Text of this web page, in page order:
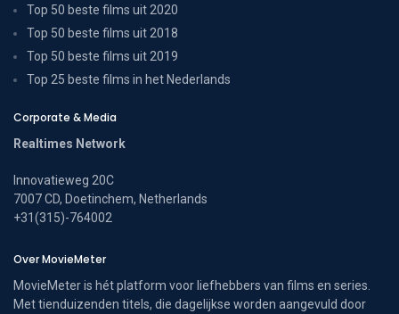
Top 50 beste films uit 2020
Top 50 beste films uit 2018
Top 50 beste films uit 2019
Top 25 beste films in het Nederlands
Corporate & Media
Realtimes Network
Innovatieweg 20C
7007 CD, Doetinchem, Netherlands
+31(315)-764002
Over MovieMeter
MovieMeter is hét platform voor liefhebbers van films en series.
Met tienduizenden titels, die dagelijkse worden aangevuld door